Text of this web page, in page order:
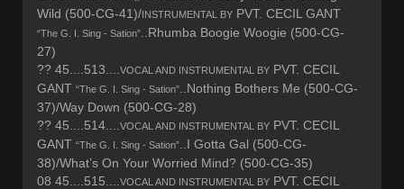
Wild (500-CG-41)/INSTRUMENTAL BY PVT. CECIL GANT
“The G. I. Sing - Sation”
..Rhumba Boogie Woogie (500-CG-
27)
?? 45....513....
VOCAL AND INSTRUMENTAL BY PVT. CECIL
GANT “The G. I. Sing - Sation”
..Nothing Bothers Me (500-CG-
37)/Way Down (500-CG-28)
?? 45....514....
VOCAL AND INSTRUMENTAL BY PVT. CECIL
GANT “The G. I. Sing - Sation”
..I Gotta Gal (500-CG-
38)/What’s On Your Worried Mind? (500-CG-35)
08 45....515....
VOCAL AND INSTRUMENTAL BY PVT. CECIL